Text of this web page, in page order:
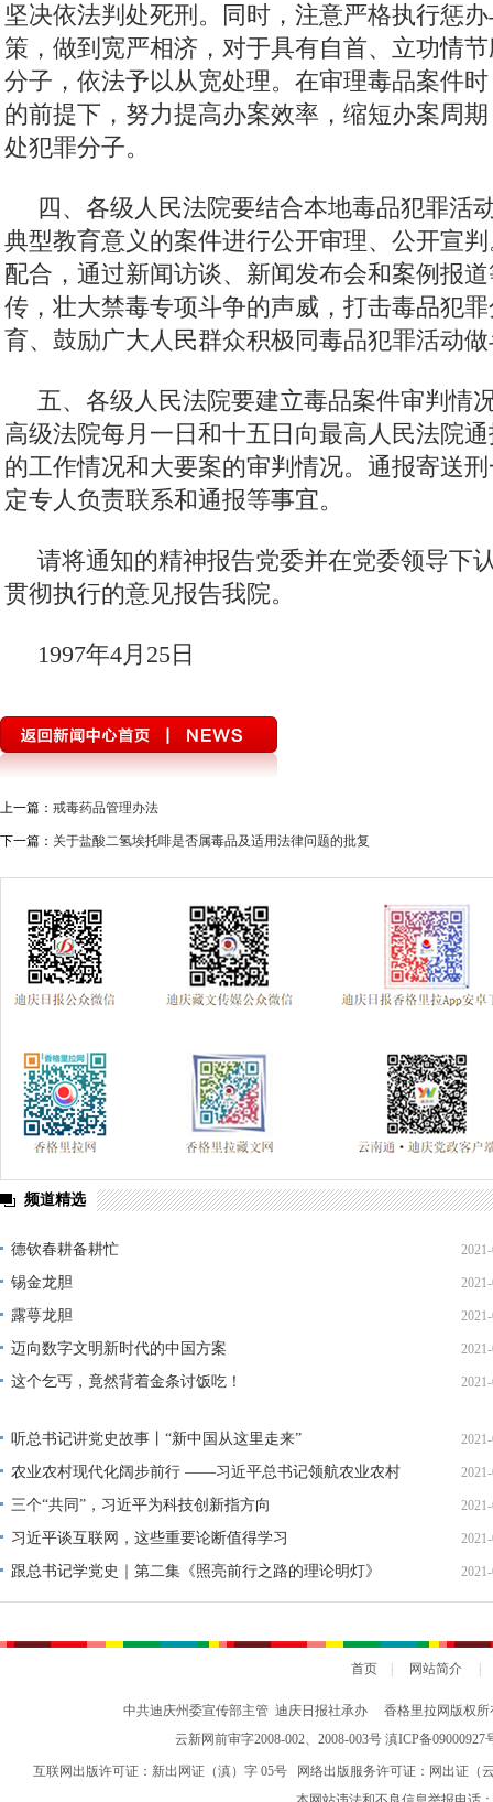
坚决依法判处死刑。同时，注意严格执行惩
策，做到宽严相济，对于具有自首、立功情
分子，依法予以从宽处理。在审理毒品案件
的前提下，努力提高办案效率，缩短办案周
处犯罪分子。
四、各级人民法院要结合本地毒品犯罪活
典型教育意义的案件进行公开审理、公开宣
配合，通过新闻访谈、新闻发布会和案例报
传，壮大禁毒专项斗争的声威，打击毒品犯
育、鼓励广大人民群众积极同毒品犯罪活
五、各级人民法院要建立毒品案件审判情
高级法院每月一日和十五日向最高人民法院
的工作情况和大要案的审判情况。通报寄送
定专人负责联系和通报等事宜。
请将通知的精神报告党委并在党委领导下
贯彻执行的意见报告我院。
1997年4月25日
上一篇： 戒毒药品管理办法
下一篇： 关于盐酸二氢埃托啡是否属毒品及适用法律问题的批复
频道精选
德钦春耕备耕忙
锡金龙胆
露萼龙胆
迈向数字文明新时代的中国方案
这个乞丐，竟然背着金条讨饭吃！
听总书记讲党史故事丨“新中国从这里走来”
农业农村现代化阔步前行 ——习近平总书记领航农业农村
高质量发展（之三）
三个“共同”，习近平为科技创新指方向
习近平谈互联网，这些重要论断值得学习
跟总书记学党史｜第二集《照亮前行之路的理论明灯》